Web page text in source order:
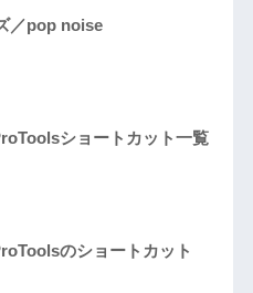
／pop noise
ショートカット一覧
のショートカット